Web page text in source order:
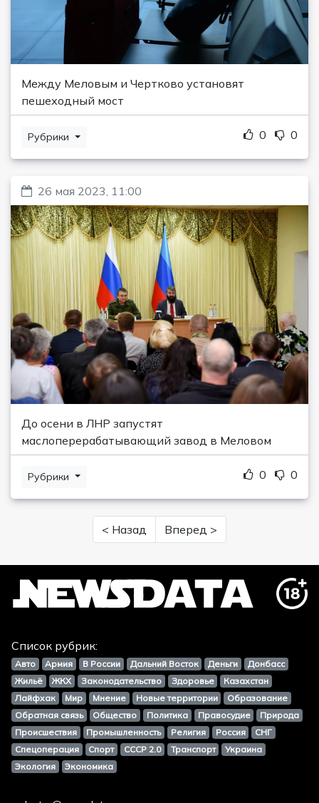
Между Меловым и Чертково установят
пешеходный мост
Рубрики 0 0
26 мая 2023, 11:00
До осени в ЛНР запустят
маслоперерабатывающий завод в Меловом
Рубрики 0 0
< Назад Вперед >
Список рубрик:
Авто Армия В России Дальний Восток Деньги
Донбасс
Жильё
ЖКХ Законодательство Здоровье
Казахстан
Лайфхак
Мир Мнение Новые территории
Образование
Обратная связь
Общество Политика Правосудие
Природа
Происшествия
Промышленность Религия Россия
СНГ
Спецоперация
Спорт СССР 2.0 Транспорт
Украина
Экология
Экономика